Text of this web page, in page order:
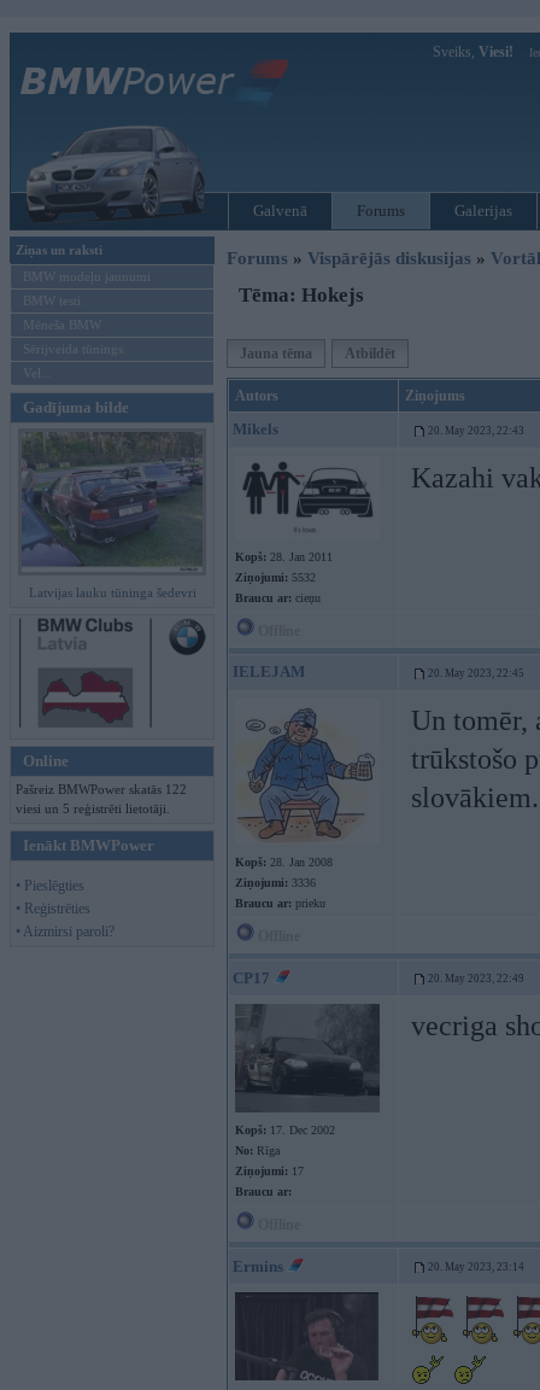
Sveiks, Viesi!
Galvenā Forums Galerijas
Ziņas un raksti
BMW modeļu jaunumi
BMW testi
Mēneša BMW
Sērijveida tūnings
Vel...
Gadījuma bilde
Latvijas lauku tūninga šedevri
Online
Pašreiz BMWPower skatās 122
viesi un 5 reģistrēti lietotāji.
Ienākt BMWPower
• Pieslēgties
• Reģistrēties
• Aizmirsi paroli?
Forums » Vispārējās diskusijas »
Tēma: Hokejs
Jauna tēma Atbildēt
Autors Ziņojums
Mikels 20. May 2023, 22:43
Kopš: 28. Jan 2011
Ziņojumi: 5532
Braucu ar: cieņu
Kazahi
IELEJAM 20. May 2023, 22:45
Kopš: 28. Jan 2008
Ziņojumi: 3336
Braucu ar: prieku
Un tomēr,
trūkstošo
slovākiem.
CP17 20. May 2023, 22:49
Kopš: 17. Dec 2002
No: Rīga
Ziņojumi: 17
Braucu ar:
vecriga
Ermins 20. May 2023, 23:14